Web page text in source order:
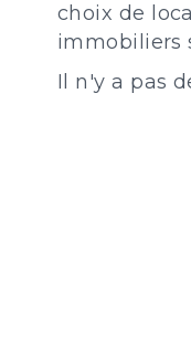
choix de
immobiliers
Il n'y a pas